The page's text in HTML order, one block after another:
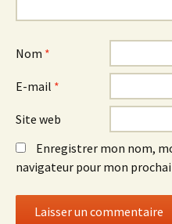
Nom *
E-mail *
Site web
Enregistrer mon nom,
navigateur pour mon